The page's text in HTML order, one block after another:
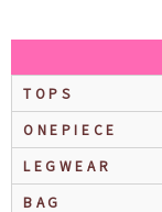
TOPS
ONEPIECE
LEGWEAR
BAG